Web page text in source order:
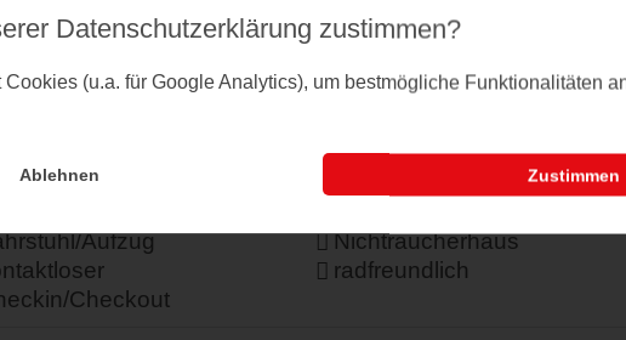
Niveau.
Aufzug Nichtraucherhaus
Checkout
radfreundlich
Datenschutz­erklärung zustimmen?
(u.a. für Google Analytics), um bestmögliche Funktionalitäten
Ablehnen Zustimmen